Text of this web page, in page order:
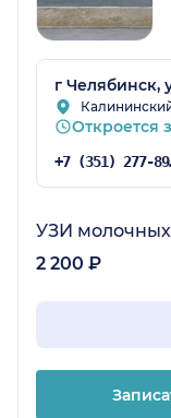
г Челябинск,
Откроется
+7
УЗИ
2 200 ₽